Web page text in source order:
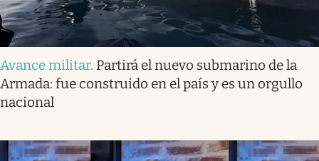
Avance militar. Partirá el nuevo submarino de la
Armada: fue construido en el país y es un orgullo
nacional